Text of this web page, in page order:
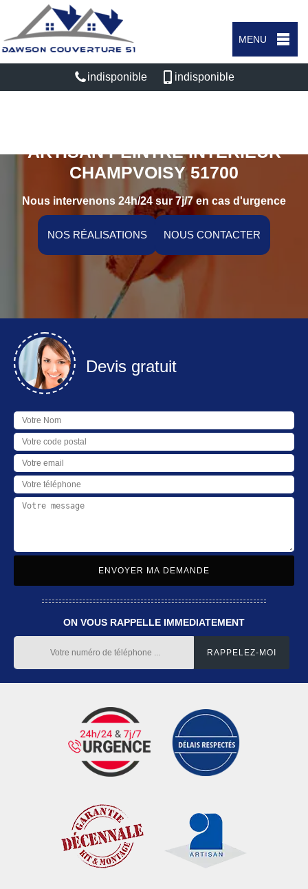
MENU
indisponible indisponible
ARTISAN PEINTRE INTÉRIEUR
CHAMPVOISY 51700
Nous intervenons 24h/24 sur 7j/7 en cas d'urgence
NOS RÉALISATIONS NOUS CONTACTER
Devis gratuit
ON VOUS RAPPELLE IMMEDIATEMENT